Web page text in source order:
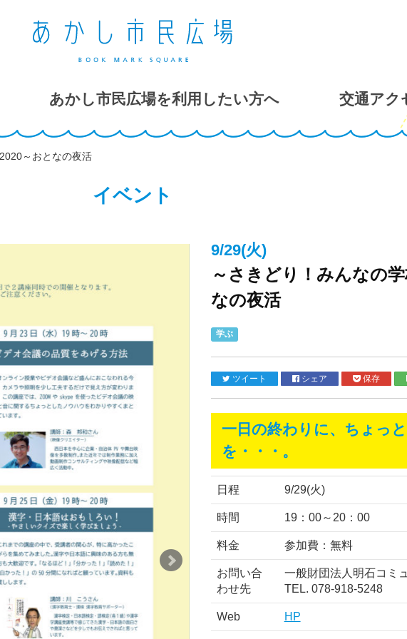
あかし市民広場を利用したい方へ 交通アク
～おとなの夜活
イベント
9/29(火)
～さきどり！みんなの
なの夜活
学ぶ
ツイート シェア 保存
一日の終わりに、ちょっ
を・・・。
日程 9/29(火)
時間 19：00～20：00
料金 参加費：無料
お問い合
わせ先
一般財団法人明石コミ
TEL. 078-918-5248
Web HP